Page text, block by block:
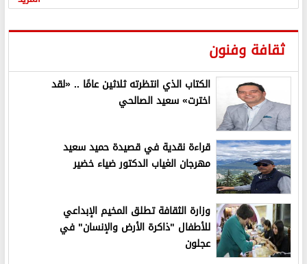
ثقافة وفنون
الكتاب الذي انتظرته ثلاثين عامًا .. «لقد
اخترت» سعيد الصالحي
قراءة نقدية في قصيدة حميد سعيد
مهرجان الغياب الدكتور ضياء خضير
وزارة الثقافة تطلق المخيم الإبداعي
للأطفال "ذاكرة الأرض والإنسان" في
عجلون